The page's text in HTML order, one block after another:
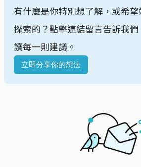
有什麼是你特別想了解，或希
探索的？點擊連結留言告訴我
讀每一則建議。
立即分享你的想法